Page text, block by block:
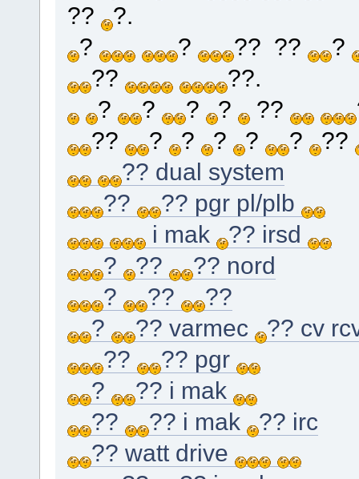
??
?.
?
? ?? ??
?
??
??.
?
? ? ? ??
??
? ? ? ? ?
??
?? dual system
??
?? pgr pl/plb
i mak
?? irsd
?
??
?? nord
?
??
??
?
?? varmec
?? cv
??
?? pgr
?
?? i mak
??
?? i mak
?? irc
?? watt drive